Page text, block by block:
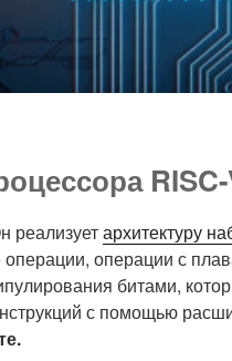
реализуетархитектуру
операции с
битами,
с помощью